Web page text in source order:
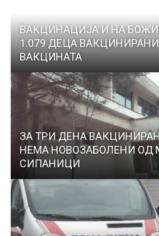
ВАКЦИНАЦИЈА И НА
1.079 ДЕЦА
ВАКЦИНАТА
ЗА ТРИ ДЕНА
НЕМА НОВОЗАБОЛЕНИ ОД
СИПАНИЦИ